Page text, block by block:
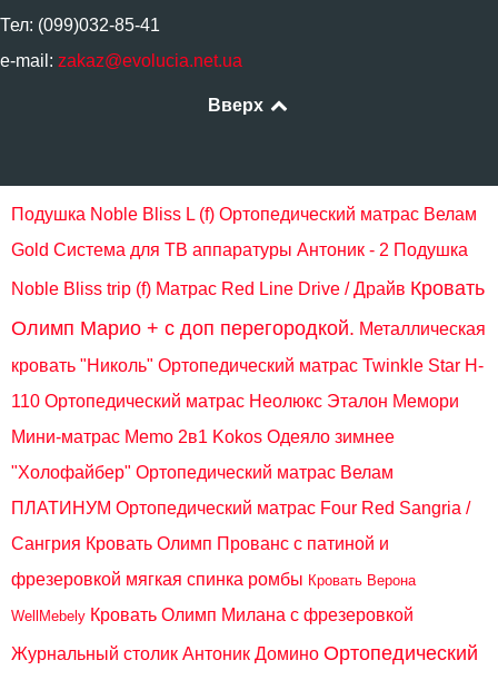
Тел: (099)032-85-41
e-mail: zakaz@evolucia.net.ua
Вверх
Подушка Noble Bliss L (f) Ортопедический матрас Велам
Gold Система для ТВ аппаратуры Антоник - 2 Подушка
Noble Bliss trip (f) Матрас Red Line Drive / Драйв Кровать
Олимп Марио + c доп перегородкой. Металлическая
кровать "Николь" Ортопедический матрас Twinkle Star H-
110 Ортопедический матрас Неолюкс Эталон Мемори
Мини-матрас Memo 2в1 Kokos Одеяло зимнее
"Холофайбер" Ортопедический матрас Велам
ПЛАТИНУМ Ортопедический матрас Four Red Sangria /
Сангрия Кровать Олимп Прованс с патиной и
фрезеровкой мягкая спинка ромбы Кровать Верона
WellMebely Кровать Олимп Милана с фрезеровкой
Журнальный столик Антоник Домино Ортопедический